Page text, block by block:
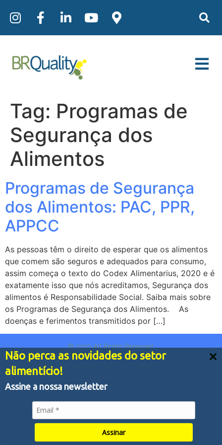
Não perca as novidades do setor
alimentício!
Assine a nossa newsletter
Assinar
Tag: Programas de
Segurança dos
Alimentos
Programas de Segurança
dos Alimentos: PAC, PPR,
APPCC
As pessoas têm o direito de esperar que os alimentos
que comem são seguros e adequados para consumo,
assim começa o texto do Codex Alimentarius, 2020 e é
exatamente isso que nós acreditamos, Segurança dos
alimentos é Responsabilidade Social. Saiba mais sobre
os Programas de Segurança dos Alimentos. As
doenças e ferimentos transmitidos por […]
© 2022 All Rights Reserved.
Nós usamos cookies e outras tecnologias semelhantes
para melhorar a sua experiência em nossos serviços,
personalizar publicidade e recomendar conteúdo de seu
com tal monitoramento.Política de Privacidade
Aceitar tudo